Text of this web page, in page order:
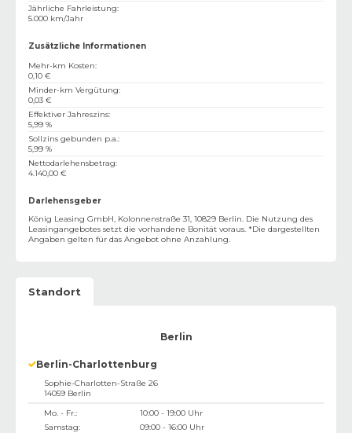
Jährliche Fahrleistung:
5.000 km/Jahr
Zusätzliche Informationen
Mehr-km Kosten:
0,10 €
Minder-km Vergütung:
0,03 €
Effektiver Jahreszins:
5,99 %
Sollzins gebunden p.a.:
5,99 %
Nettodarlehensbetrag:
4.140,00 €
Darlehensgeber
König Leasing GmbH, Kolonnenstraße 31, 10829 Berlin. Die Nutzung des
Leasingangebotes setzt die vorhandene Bonität voraus. *Die dargestellten
Angaben gelten für das Angebot ohne Anzahlung.
Standort
Berlin
Berlin-Charlottenburg
Sophie-Charlotten-Straße 26
14059 Berlin
Mo. - Fr.:
10:00 - 19:00 Uhr
Samstag:
09:00 - 16:00 Uhr